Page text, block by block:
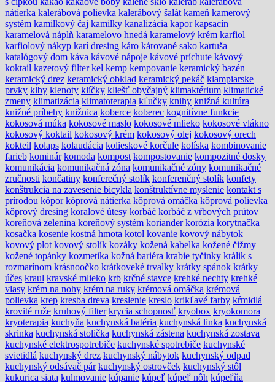
nátierka kalerábová polievka kalerábový šalát kameň kamerový
systém kamilkový čaj kamilky kanalizácia kapor kapsacín
karamelová náplň karamelovo hnedá karamelový krém karfiol
karfiolový nákyp karí dresing káro kárované sako kartuša
katalógový dom káva kávové nápoje kávové príchute kávový
koktail kazetový filter kel kemp kempovanie keramický bazén
keramický drez keramický obklad keramický pekáč klampiarske
prvky kĺby klenoty klíčky kliešť obyčajný klimaktérium klimatické
zmeny klimatizácia klimatoterapia kľučky knihy knižná kultúra
knižné príbehy knižnica koberce koberec kognitívne funkcie
kokosová múka kokosové maslo kokosové mlieko kokosové vlákno
kokosový koktail kokosový krém kokosový olej kokosový orech
kokteil kolaps kolaudácia kolieskové korčule kolíska kombinovanie
farieb kominár komoda kompost kompostovanie kompozitné dosky
komunikácia komunikačná zóna komunikačné zóny komunikačné
zručnosti končatiny konferečný stolík konferenčný stolík konfety
konštrukcia na zavesenie bicykla konštruktívne myslenie kontakt s
prírodou kôpor kôprová nátierka kôprová omáčka kôprová polievka
kôprový dresing koralové útesy korbáč korbáč z vŕbových prútov
koreňová zelenina koreňový systém koriander korózia korytnačka
kosačka kosenie kostná hmota kotol kovanie kovový nábytok
kovový plot kovový stolík kozáky kožená kabelka kožené čižmy
kožené topánky kozmetika kožná bariéra krabie tyčinky králik s
rozmarínom krásnoočko krátkoveké trvalky krátky spánok krátky
účes kraul kravské mlieko krb krčné stavce krehké nechty krehké
vlasy krém na nohy krém na ruky krémová omáčka krémová
polievka krep kresba dreva kreslenie kreslo krikľavé farby kŕmidlá
krovité ruže kruhový filter krycia schopnosť kryobox kryokomora
kryoterapia kuchyňa kuchynská batéria kuchynská linka kuchynská
skrinka kuchynská stolička kuchynská zástena kuchynská zostava
kuchynské elektrospotrebiče kuchynské spotrebiče kuchynské
svietidlá kuchynský drez kuchynský nábytok kuchynský odpad
kuchynský odsávač pár kuchynský ostrovček kuchynský stôl
kukurica siata kulmovanie kúpanie kúpeľ kúpeľ nôh kúpeľňa